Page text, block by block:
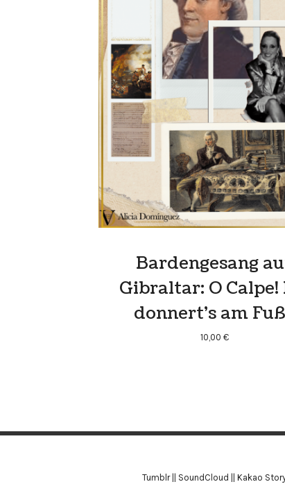
Bardengesang
Gibraltar: O Calpe!
donnert’s am
10,00 €
Tumblr|| SoundCloud Kakao